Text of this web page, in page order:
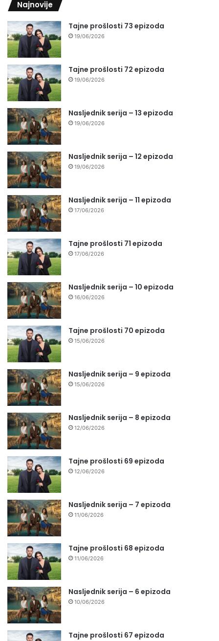
Najnovije
Tajne prošlosti 73 epizoda
19/06/2026
Tajne prošlosti 72 epizoda
19/06/2026
Nasljednik serija – 13 epizoda
19/06/2026
Nasljednik serija – 12 epizoda
19/06/2026
Nasljednik serija – 11 epizoda
17/06/2026
Tajne prošlosti 71 epizoda
17/06/2026
Nasljednik serija – 10 epizoda
16/06/2026
Tajne prošlosti 70 epizoda
15/06/2026
Nasljednik serija – 9 epizoda
15/06/2026
Nasljednik serija – 8 epizoda
12/06/2026
Tajne prošlosti 69 epizoda
12/06/2026
Nasljednik serija – 7 epizoda
11/06/2026
Tajne prošlosti 68 epizoda
11/06/2026
Nasljednik serija – 6 epizoda
10/06/2026
Tajne prošlosti 67 epizoda